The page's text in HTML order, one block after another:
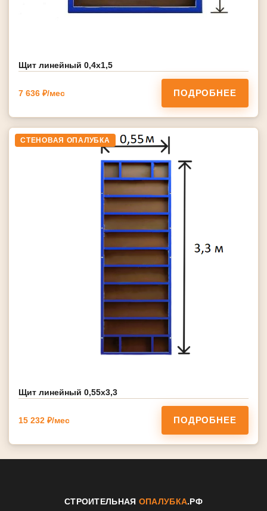
Щит линейный 0,4х1,5
7 636 ₽/мес ПОДРОБНЕЕ
СТЕНОВАЯ ОПАЛУБКА
Щит линейный 0,55х3,3
15 232 ₽/мес ПОДРОБНЕЕ
СТРОИТЕЛЬНАЯ ОПАЛУБКА.РФ